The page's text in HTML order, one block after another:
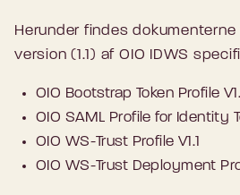
Herunder findes
version (1.1) af OIO IDWS
OIO Bootstrap Token Profile
OIO SAML Profile for Identity
OIO WS-Trust Profile V1.1
OIO WS-Trust Deployment